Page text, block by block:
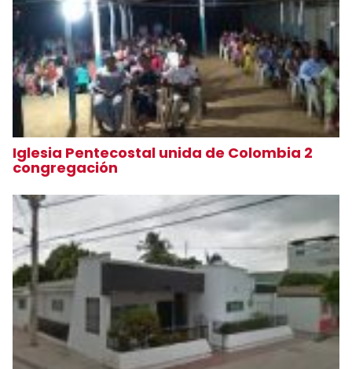
Iglesia Pentecostal unida de Colombia 2
congregación